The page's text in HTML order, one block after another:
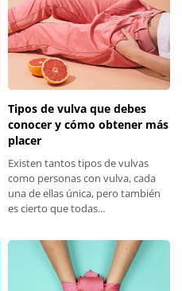
Tipos de vulva que debes
conocer y cómo obtener más
placer
Existen tantos tipos de vulvas
como personas con vulva, cada
una de ellas única, pero también
es cierto que todas...